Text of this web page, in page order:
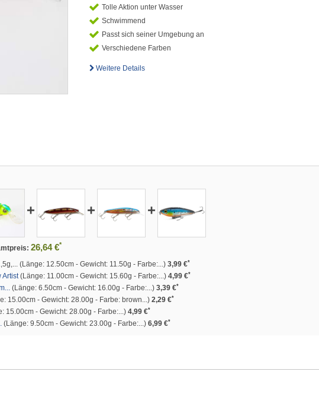
Tolle Aktion unter Wasser
Schwimmend
Passt sich seiner Umgebung an
Verschiedene Farben
Weitere Details
+ + +
26,64 €*
(Länge: 12.50cm - Gewicht: 11.50g - Farbe:...) 3,99 €*
Artist(Länge: 11.00cm - Gewicht: 15.60g - Farbe:...) 4,99 €*
(Länge: 6.50cm - Gewicht: 16.00g - Farbe:...) 3,39 €*
15.00cm - Gewicht: 28.00g - Farbe: brown...) 2,29 €*
15.00cm - Gewicht: 28.00g - Farbe:...) 4,99 €*
(Länge: 9.50cm - Gewicht: 23.00g - Farbe:...) 6,99 €*